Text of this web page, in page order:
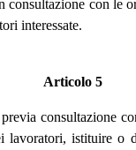
consultazione con le
interessate.
Articolo 5
consultazione
istituire o